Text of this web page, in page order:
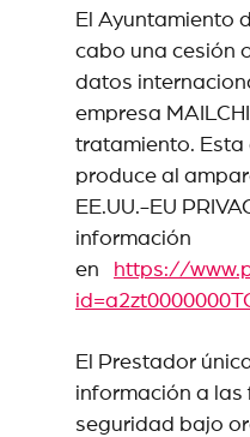
El Ayuntamiento
cabo una cesión
datos
empresa
tratamiento. Esta
produce al
EE.UU.-EU
información
en
https://
El Prestador
información a las
seguridad bajo